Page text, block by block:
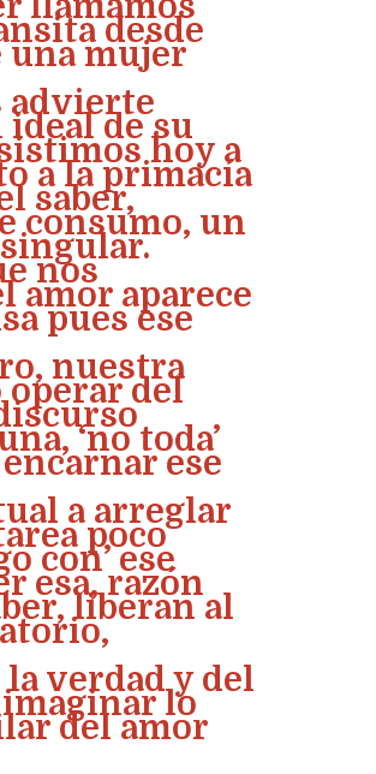
llamamos
desde
una mujer
advierte
ideal de su
hoy a
a la primacía
saber,
consumo, un
nos
amor aparece
pues ese
nuestra
del
‘no toda’
ese
a arreglar
poco
con’ ese
esa, razón
liberan al
la verdad y del
imaginar lo
del amor